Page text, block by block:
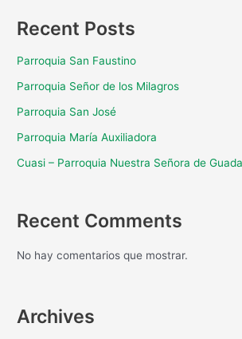
Recent Posts
Parroquia San Faustino
Parroquia Señor de los Milagros
Parroquia San José
Parroquia María Auxiliadora
Cuasi – Parroquia Nuestra Señora de
Recent Comments
No hay comentarios que mostrar.
Archives